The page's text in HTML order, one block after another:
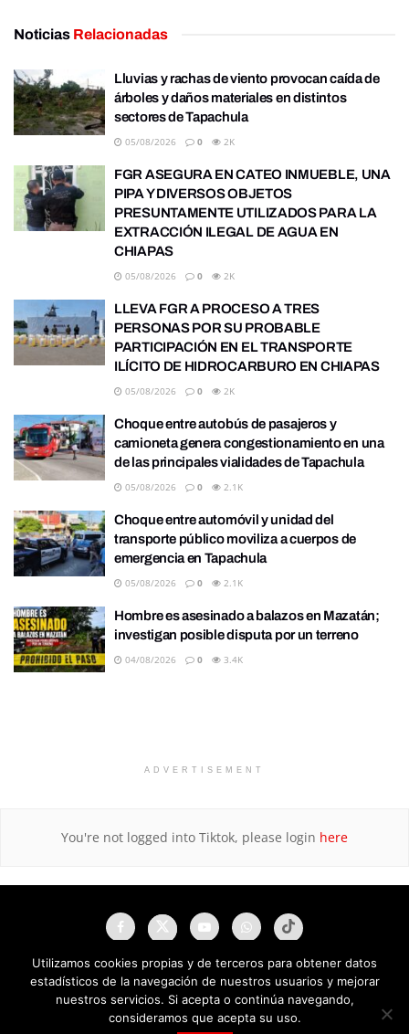
Noticias Relacionadas
Lluvias y rachas de viento provocan caída de
árboles y daños materiales en distintos
sectores de Tapachula
05/08/2026 0 2K
FGR ASEGURA EN CATEO INMUEBLE, UNA
PIPA Y DIVERSOS OBJETOS
PRESUNTAMENTE UTILIZADOS PARA LA
EXTRACCIÓN ILEGAL DE AGUA EN
CHIAPAS
05/08/2026 0 2K
LLEVA FGR A PROCESO A TRES
PERSONAS POR SU PROBABLE
PARTICIPACIÓN EN EL TRANSPORTE
ILÍCITO DE HIDROCARBURO EN CHIAPAS
05/08/2026 0 2K
Choque entre autobús de pasajeros y
camioneta genera congestionamiento en una
de las principales vialidades de Tapachula
05/08/2026 0 2.1K
Choque entre automóvil y unidad del
transporte público moviliza a cuerpos de
emergencia en Tapachula
05/08/2026 0 2.1K
Hombre es asesinado a balazos en Mazatán;
investigan posible disputa por un terreno
04/08/2026 0 3.4K
ADVERTISEMENT
You're not logged into Tiktok, please login here
Utilizamos cookies propias y de terceros para obtener datos
estadísticos de la navegación de nuestros usuarios y mejorar
nuestros servicios. Si acepta o continúa navegando,
consideramos que acepta su uso.